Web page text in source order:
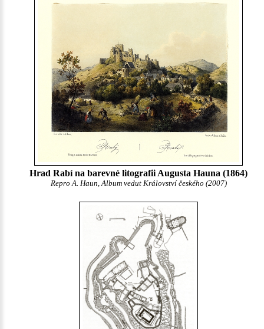
Hrad Rabí na barevné litografii Augusta Hauna (1864)
Repro A. Haun, Album vedut Království českého (2007)